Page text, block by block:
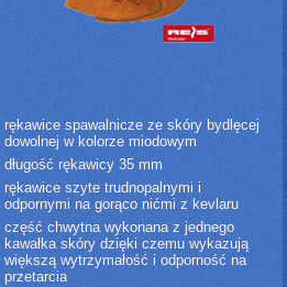
rękawice spawalnicze ze skóry bydlęcej
dowolnej w kolorze miodowym
długość rękawicy 35 mm
rękawice szyte trudnopalnymi i
odpornymi na gorąco nićmi z kevlaru
część chwytna wykonana z jednego
kawałka skóry dzięki czemu wykazują
większą wytrzymałość i odporność na
przetarcia